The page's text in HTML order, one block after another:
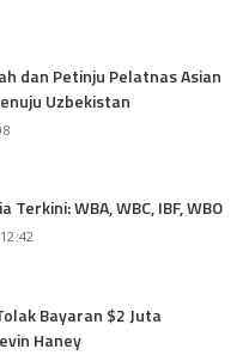
dan Petinju Pelatnas Asian
Uzbekistan
WBA, WBC, IBF, WBO
Bayaran $2 Juta
Haney